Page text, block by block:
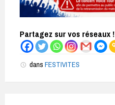
Partagez sur vos réseaux !
dans FESTIVITES